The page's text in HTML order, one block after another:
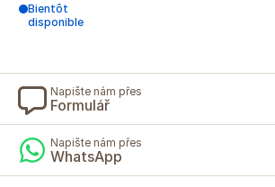
Bientôt
disponible
Napište nám přes
Formulář
Napište nám přes
WhatsApp